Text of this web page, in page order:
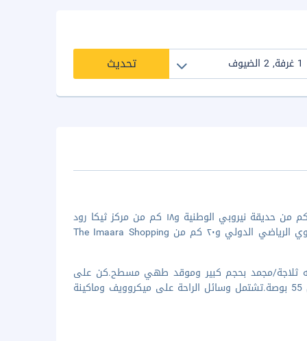
تحديث
عند الإقامة في إقامة منزل العطلات هذه في نيروبي، ستكون على بُعد ٢٣٫٩ كم من حديقة نيروبي الوطنية و١٨ كم من مركز ثيكا رود
التجراري. الإقامة في هذا المنزل للعطلات تضعك على بُعد ١٩٫٤ كم من مركز موي الرياضي الدولي و٢٠ كم من The Imaara Shopping
ثلاجة/مجمد بحجم كبير وموقد طهي مسطح.كن على
اتصال دائمًا مع اتصال لاسلكي بالإنترنت مجانًا، واستمتع بمشاهدة تلفزيون ذكي 55 بوصة.تشتمل وسائل الراحة على ميكروويف وماكينة